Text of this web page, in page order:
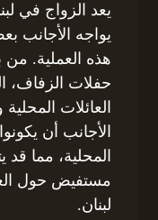
يعد الزواج في
يواجه الأجانب
هذه العملية. من
حفلات الزفاف،
العائلات
الأجانب أن
المحلية، مما
مستفيض حول
لبنان.